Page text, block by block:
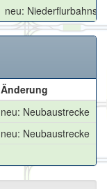
neu:
Änderung
neu: Neubaustrecke
neu: Neubaustrecke